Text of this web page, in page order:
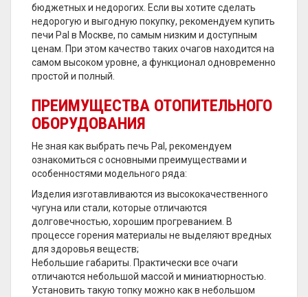
бюджетных и недорогих. Если вы хотите сделать
недорогую и выгодную покупку, рекомендуем купить
печи Pal в Москве, по самым низким и доступным
ценам. При этом качество таких очагов находится на
самом высоком уровне, а функционал одновременно
простой и полный.
ПРЕИМУЩЕСТВА ОТОПИТЕЛЬНОГО
ОБОРУДОВАНИЯ
Не зная как выбрать печь Pal, рекомендуем
ознакомиться с основными преимуществами и
особенностями модельного ряда:
Изделия изготавливаются из высококачественного
чугуна или стали, которые отличаются
долговечностью, хорошим прогреванием. В
процессе горения материалы не выделяют вредных
для здоровья веществ;
Небольшие габариты. Практически все очаги
отличаются небольшой массой и миниатюрностью.
Установить такую топку можно как в небольшом